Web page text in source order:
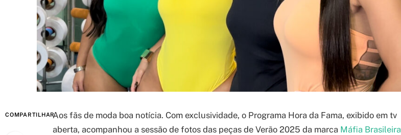
COMPARTILHARAos fãs de moda boa notícia. Com exclusividade, o Programa Hora da Fama, exibido em tv
aberta, acompanhou a sessão de fotos das peças de Verão 2025 da marca Máfia Brasileira